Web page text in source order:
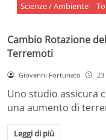
Scienze / Ambiente
Cambio Rotazione
Terremoti
Giovanni Fortunato
Uno studio assicura
una aumento di
Leggi di più